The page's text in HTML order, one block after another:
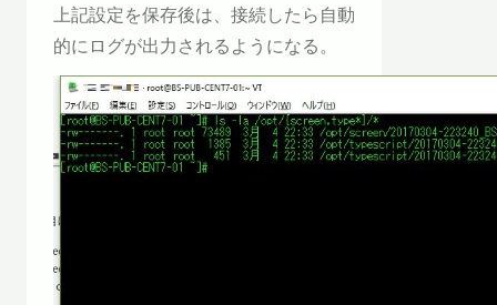
上記設定を保存後は、接続したら自動
的にログが出力されるようになる。